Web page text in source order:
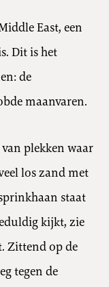
East, een
Dit is het
de
maanvaren.
plekken waar
los zand met
staat
kijkt, zie
Zittend op de
tegen de